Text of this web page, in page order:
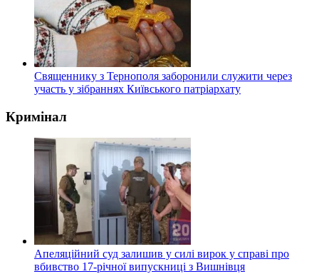
Священнику з Тернополя заборонили служити через
участь у зібраннях Київського патріархату
Кримінал
Апеляційний суд залишив у силі вирок у справі про
вбивство 17-річної випускниці з Вишнівця